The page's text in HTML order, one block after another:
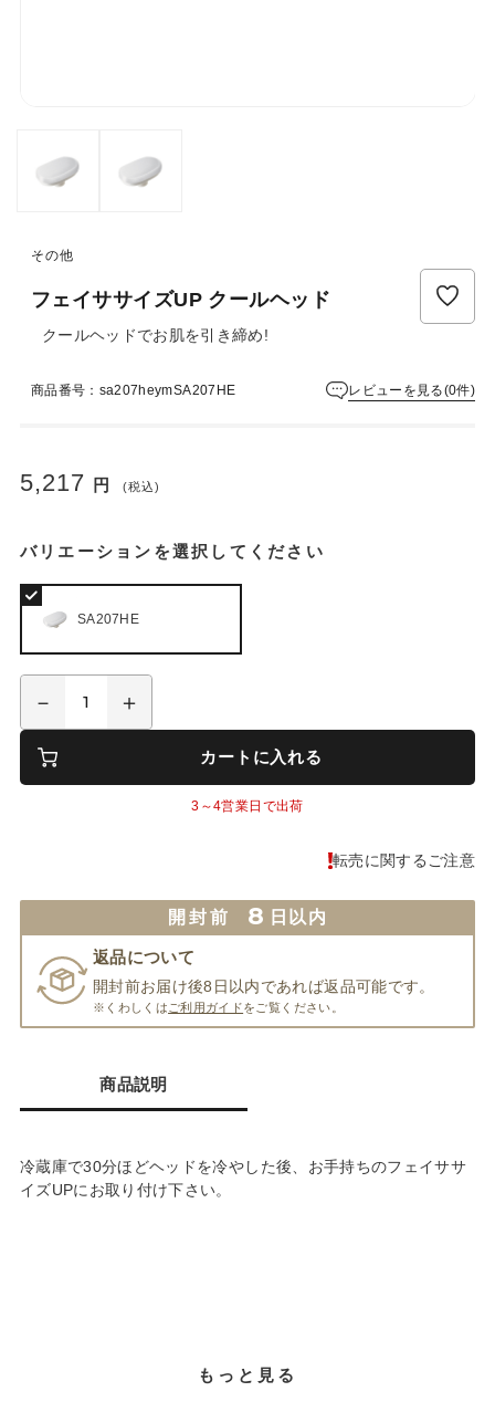
その他
フェイササイズUP クールヘッド
クールヘッドでお肌を引き締め!
商品番号：sa207heymSA207HE レビューを見る(0件)
5,217 円 (税込)
バリエーションを選択してください
SA207HE
カートに入れる
3～4営業日で出荷
転売に関するご注意
開封前 8 日以内
返品について
開封前お届け後8日以内であれば返品可能です。
※くわしくは ご利用ガイドをご覧ください。
商品説明
冷蔵庫で30分ほどヘッドを冷やした後、お手持ちのフェイササ
イズUPにお取り付け下さい。
もっと見る